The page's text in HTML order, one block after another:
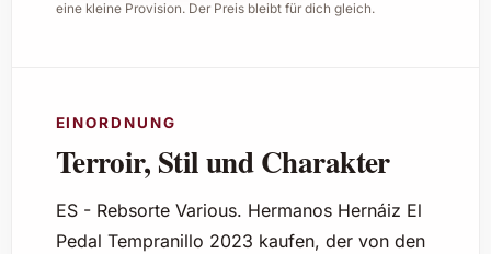
eine kleine Provision. Der Preis bleibt für dich gleich.
EINORDNUNG
Terroir, Stil und Charakter
ES - Rebsorte Various. Hermanos Hernáiz El
Pedal Tempranillo 2023 kaufen, der von den